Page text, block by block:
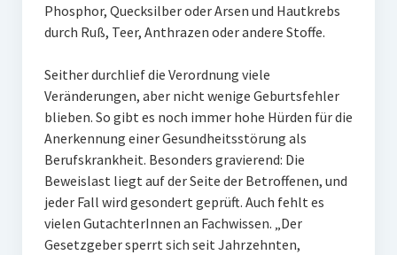
Phosphor, Quecksilber oder Arsen und Hautkrebs
durch Ruß, Teer, Anthrazen oder andere Stoffe.
Seither durchlief die Verordnung viele
Veränderungen, aber nicht wenige Geburtsfehler
blieben. So gibt es noch immer hohe Hürden für die
Anerkennung einer Gesundheitsstörung als
Berufskrankheit. Besonders gravierend: Die
Beweislast liegt auf der Seite der Betroffenen, und
jeder Fall wird gesondert geprüft. Auch fehlt es
vielen GutachterInnen an Fachwissen. „Der
Gesetzgeber sperrt sich seit Jahrzehnten,